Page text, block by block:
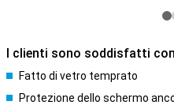
I clienti sono soddisfatti
Fatto di vetro temprato
Protezione dello schermo